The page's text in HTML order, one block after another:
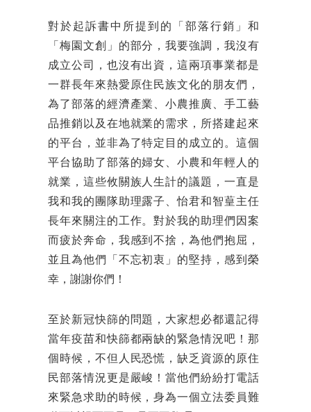
對於起訴書中所提到的「部落行銷」和
「梅園文創」的部分，我要強調，我沒有
成立公司，也沒有出資，這兩項事業都是
一群長年來熱愛原住民族文化的朋友們，
為了部落的經濟產業、小農推廣、手工藝
品推銷以及在地就業的需求，所搭建起來
的平台，並非為了特定目的成立的。這個
平台協助了部落的婦女、小農和年輕人的
就業，這些攸關族人生計的議題，一直是
我和我的團隊助理露子、怡君和智葟主任
長年來關注的工作。對於我的助理們因案
而疲於奔命，我感到不捨，為他們抱屈，
並且為他們「不忘初衷」的堅持，感到榮
幸，謝謝你們！
至於新冠快篩的問題，大家想必都還記得
當年疫苗和快篩都兩缺的緊急情況吧！那
個時候，不但人民恐慌，缺乏資源的原住
民部落情況更是嚴峻！當他們紛紛打電話
來緊急求助的時候，身為一個立法委員難